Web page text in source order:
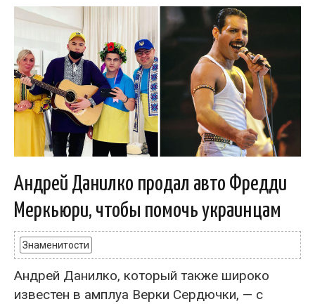
Андрей Данилко продал авто Фредди
Меркьюри, чтобы помочь украинцам
Знаменитости
Андрей Данилко, который также широко
известен в амплуа Верки Сердючки, — с